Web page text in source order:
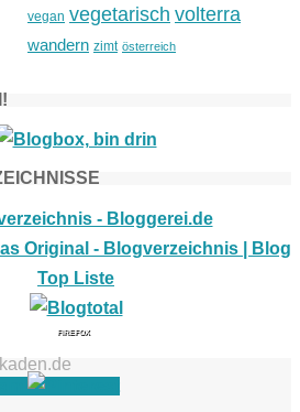
vegan vegetarisch volterra
wandern zimt österreich
FIREFOX